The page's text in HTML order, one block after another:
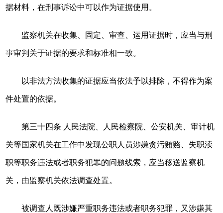
据材料，在刑事诉讼中可以作为证据使用。
监察机关在收集、固定、审查、运用证据时，应当与刑
事审判关于证据的要求和标准相一致。
以非法方法收集的证据应当依法予以排除，不得作为案
件处置的依据。
第三十四条 人民法院、人民检察院、公安机关、审计机
关等国家机关在工作中发现公职人员涉嫌贪污贿赂、失职渎
职等职务违法或者职务犯罪的问题线索，应当移送监察机
关，由监察机关依法调查处置。
被调查人既涉嫌严重职务违法或者职务犯罪，又涉嫌其